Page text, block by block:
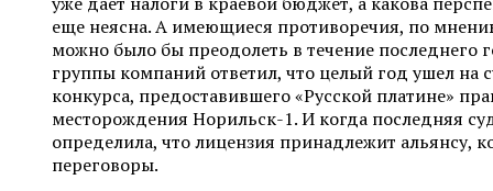
еще неясна. А имеющиеся противоречия, по
можно было бы преодолеть в течение последнего
группы компаний ответил, что целый год ушел на
конкурса, предоставившего «Русской платине»
месторождения Норильск-1. И когда последняя
определила, что лицензия принадлежит альянсу,
переговоры.